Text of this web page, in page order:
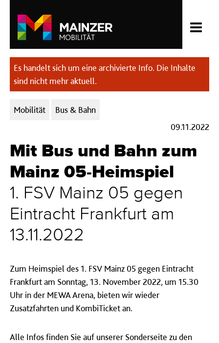
Es handelt sich um eine archivierte Info. Die Inhalte
sind nicht mehr aktuell.
Kategorien:
Mobilität
Bus & Bahn
09.11.2022
Mit Bus und Bahn zum
Mainz 05-Heimspiel
1. FSV Mainz 05 gegen
Eintracht Frankfurt am
13.11.2022
Zum Heimspiel des 1. FSV Mainz 05 gegen Eintracht
Frankfurt am Sonntag, 13. November 2022, um 15.30
Uhr in der MEWA Arena, bieten wir wieder
Zusatzfahrten und KombiTicket an.
Alle Infos finden Sie auf unserer Sonderseite zu den